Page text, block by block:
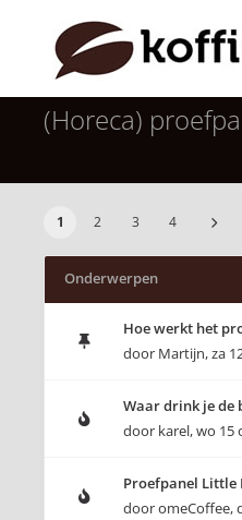
(Horeca)
1 2 3 4
Onderwerpen
Hoe werkt het
door Martijn,za
Waar drink je de
door karel,wo 15
Proefpanel Little
dooromeCoffee,